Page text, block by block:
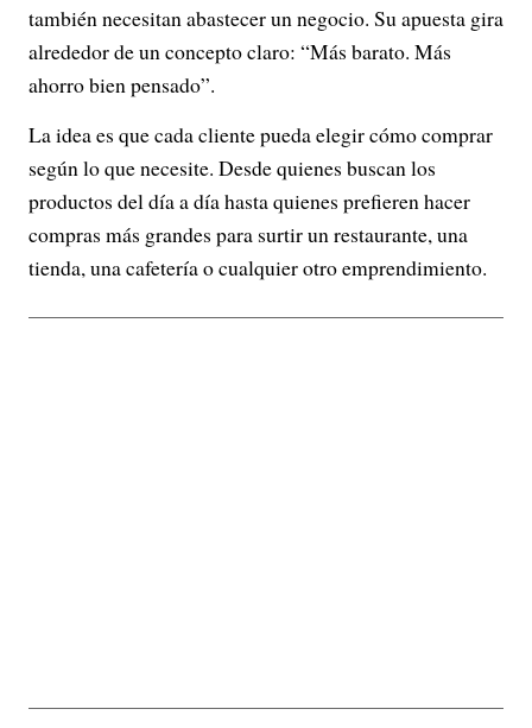
también necesitan abastecer un negocio. Su apuesta gira
alrededor de un concepto claro: “Más barato. Más
ahorro bien pensado”.
La idea es que cada cliente pueda elegir cómo comprar
según lo que necesite. Desde quienes buscan los
productos del día a día hasta quienes prefieren hacer
compras más grandes para surtir un restaurante, una
tienda, una cafetería o cualquier otro emprendimiento.